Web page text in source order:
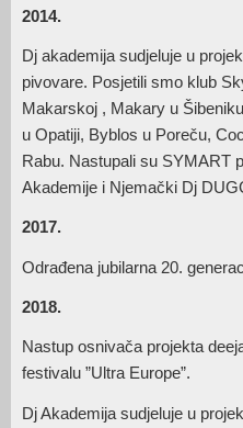
2014.
Dj akademija sudjeluje u
pivovare. Posjetili smo klub
Makarskoj , Makary u
u Opatiji, Byblos u Poreču,
Rabu. Nastupali su SYMART
Akademije i Njemački Dj
2017.
Odrađena jubilarna 20.
2018.
Nastup osnivača projekta
festivalu ”Ultra Europe”.
Dj Akademija sudjeluje u